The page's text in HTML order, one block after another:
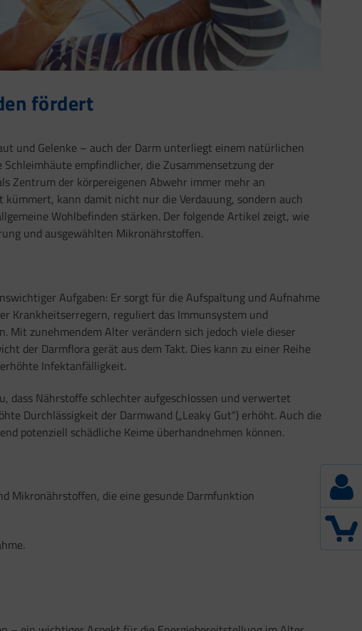
fördert
und Gelenke – auch der Darm unterliegt einem natürlichen
empfindlicher, die Zusammensetzung der
Zentrum der körpereigenen Abwehr immer mehr an
kann damit nicht nur die Verdauung, sondern auch
Wohlbefinden stärken. Der folgende Artikel zeigt, wie
und ausgewählten Mikronährstoffen.
Aufgaben: Er sorgt für die Aufspaltung und Aufnahme
Krankheitserregern, reguliert das Immunsystem und
Mit zunehmendem Alter verändern sich jedoch viele dieser
der Darmflora gerät aus dem Takt. Dies kann zu einer Reihe
Infektanfälligkeit.
dass Nährstoffe schlechter aufgeschlossen und verwertet
Durchlässigkeit der Darmwand („Leaky Gut“) erhöht. Auch die
potenziell schädliche Keime überhandnehmen können.
Mikronährstoffen, die eine gesunde Darmfunktion